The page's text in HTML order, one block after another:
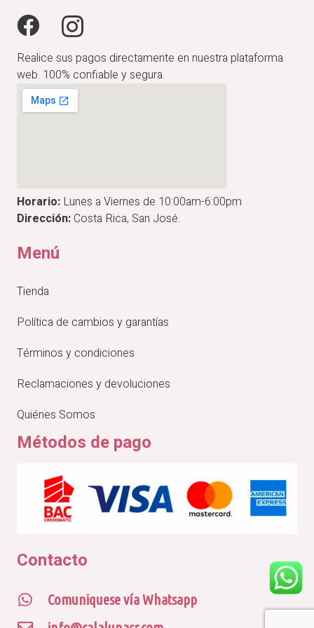
Realice sus pagos directamente en nuestra plataforma
web. 100% confiable y segura.
Horario: Lunes a Viernes de 10:00am-6:00pm
Dirección:Costa Rica, San José.
Menú
Tienda
Política de cambios y garantías
Términos y condiciones
Reclamaciones y devoluciones
Quiénes Somos
Métodos de pago
Contacto
Comuniquese vía Whatsapp